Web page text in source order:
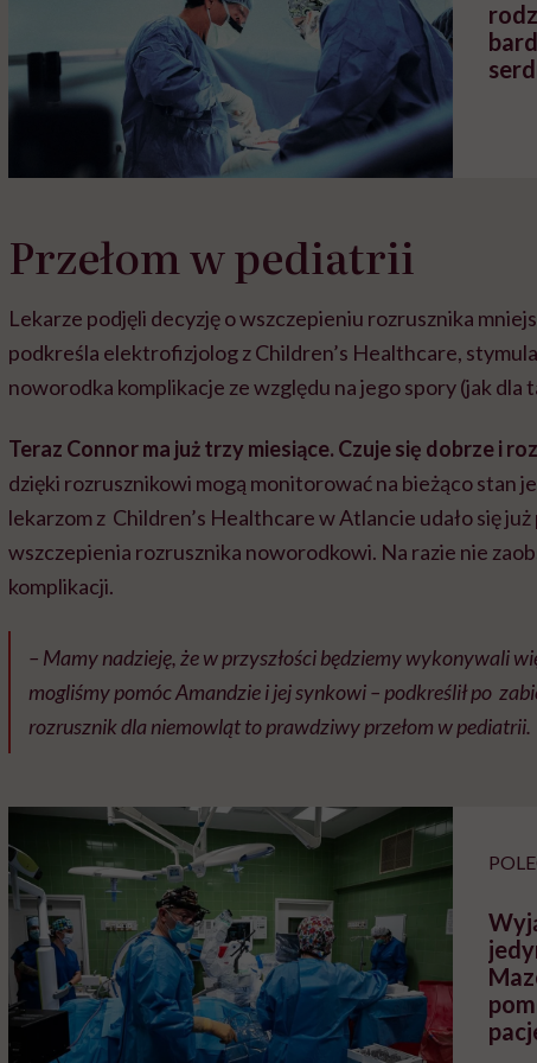
Przełom w pediatrii
Lekarze podjęli decyzję o wszczepieniu rozrusznika
podkreśla elektrofizjolog z Children’s Healthcare,
noworodka komplikacje ze względu na jego spory (jak dla
Teraz Connor ma już trzy miesiące. Czuje się dobrze i
dzięki rozrusznikowi mogą monitorować na bieżąco stan
lekarzom z Children’s Healthcare w Atlancie udało się
wszczepienia rozrusznika noworodkowi. Na razie nie
komplikacji.
– Mamy nadzieję, że w przyszłości będziemy wykonywali
mogliśmy pomóc Amandzie i jej synkowi – podkreślił po
rozrusznik dla niemowląt to prawdziwy przełom w pediatrii.